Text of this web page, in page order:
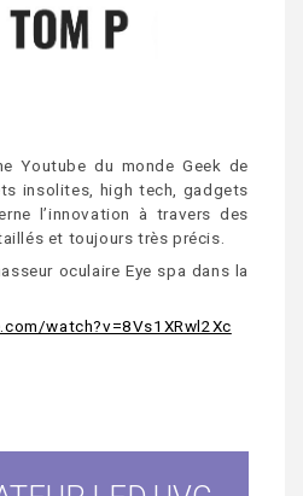
Youtube du monde Geek de
insolites, high tech, gadgets
l’innovation à travers des
et toujours très précis.
oculaire Eye spa dans la
watch?v=8Vs1XRwl2Xc